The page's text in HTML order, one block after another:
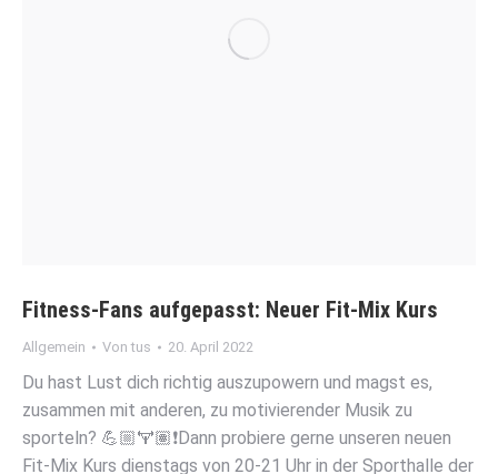
Fitness-Fans aufgepasst: Neuer Fit-Mix Kurs
Allgemein Vontus 20. April 2022
Du hast Lust dich richtig auszupowern und magst es,
zusammen mit anderen, zu motivierender Musik zu
sporteln? 💪🏼🏋🏽❗️Dann probiere gerne unseren neuen
Fit-Mix Kurs dienstags von 20-21 Uhr in der Sporthalle der